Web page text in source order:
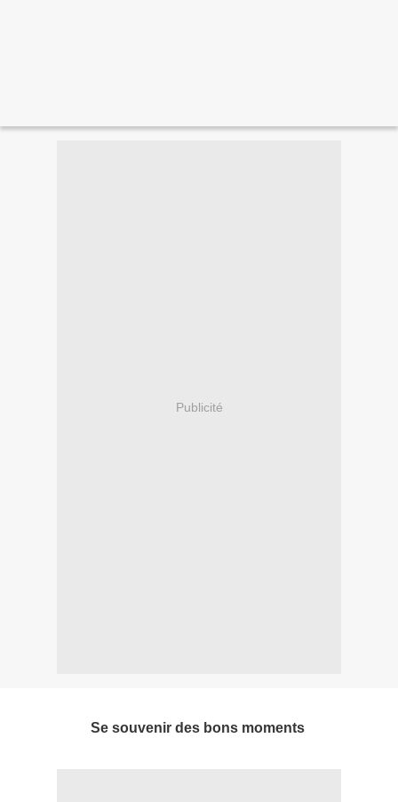
Publicité
Se souvenir des bons moments